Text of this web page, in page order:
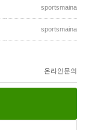
sportsmaina
sportsmaina
온라인문의